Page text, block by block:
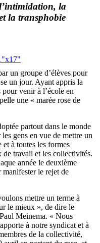
la
la transphobie
un groupe d’élèves pour
un jour. Ayant appris la
venir à l’école en
une « marée rose de
partout dans le monde
gens en vue de mettre un
à toutes les formes
de travail et les collectivités.
année le deuxième
le rejet de
mettre un terme à
le mieux », de dire le
Meinema. « Nous
à notre syndicat et à
de la collectivité,